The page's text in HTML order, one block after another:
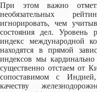
При этом важно
необязательных
игнорировать, чем
состояния дел. Уровень
индекс международной
находятся в прямой
индексов мы кардинально
существенно отстаем от
сопоставимом с
качеству